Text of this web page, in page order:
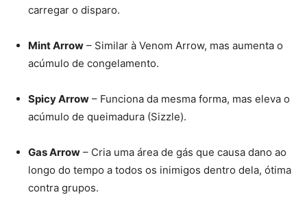
carregar o disparo.
Mint Arrow – Similar à Venom Arrow, mas aumenta o
acúmulo de congelamento.
Spicy Arrow – Funciona da mesma forma, mas eleva o
acúmulo de queimadura (Sizzle).
Gas Arrow – Cria uma área de gás que causa dano ao
longo do tempo a todos os inimigos dentro dela, ótima
contra grupos.